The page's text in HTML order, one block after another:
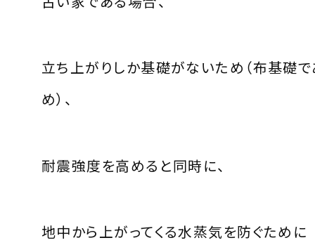
立ち上がりしか基礎がないため（布基礎
め）、
耐震強度を高めると同時に、
地中から上がってくる水蒸気を防ぐために